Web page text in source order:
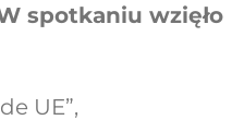
spotkaniu wzięło
UE”,